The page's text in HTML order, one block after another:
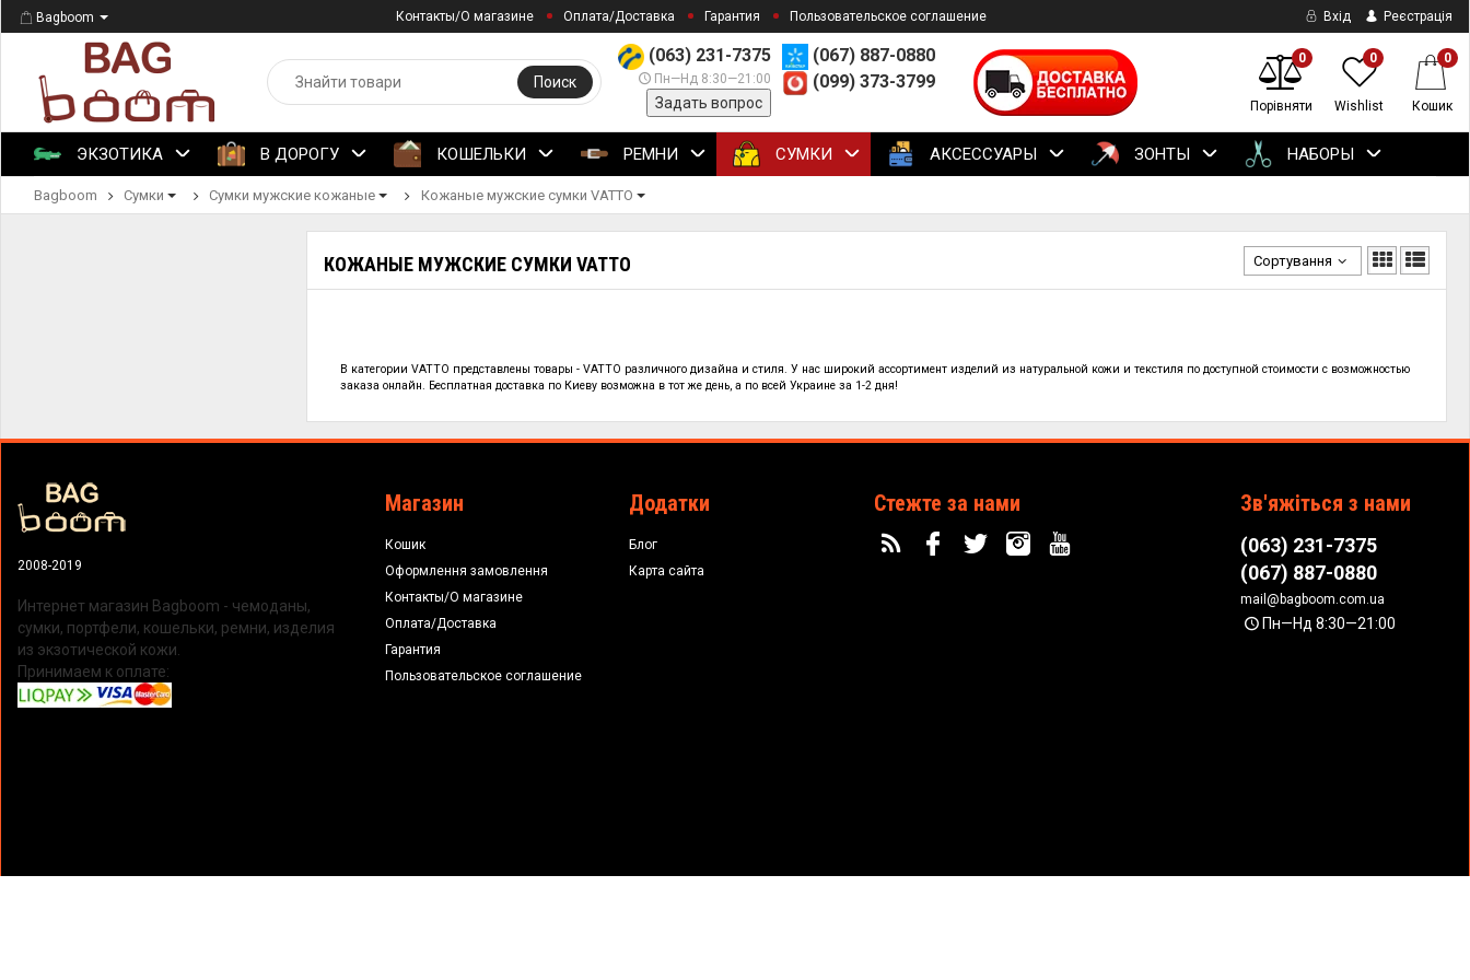
Bagboom Контакты/О магазине Оплата/Доставка Гарантия Пользовательское соглашение Вхід Реєстрація
(063) 231-7375
Пн—Нд 8:30—21:00
Задать вопрос
(067) 887-0880
(099) 373-3799
Поиск
0
Порівняти
0
Wishlist
0
Кошик
ЭКЗОТИКА В ДОРОГУ КОШЕЛЬКИ РЕМНИ СУМКИ АКСЕССУАРЫ ЗОНТЫ НАБОРЫ
Bagboom Сумки Сумки мужские кожаные Кожаные мужские сумки VATTO
КОЖАНЫЕ МУЖСКИЕ СУМКИ VATTO Сортування
В категорииVATTO представлены товары - VATTO различного дизайна и стиля. У нас широкий ассортимент изделий из натуральной кожи и текстиля подоступной стоимости с возможностью
заказа онлайн. Бесплатная доставка по Киеву возможна в тот же день, а по всей Украине за 1-2 дня!
2008-2019
Интернет магазин Bagboom - чемоданы,
сумки, портфели, кошельки, ремни, изделия
из экзотической кожи.
Принимаем к оплате:
Магазин
Кошик
Оформлення замовлення
Контакты/О магазине
Оплата/Доставка
Гарантия
Пользовательское соглашение
Додатки
Блог
Карта сайта
Стежте за нами Зв'яжіться з нами
(063) 231-7375
(067) 887-0880
mail@bagboom.com.ua
Пн—Нд 8:30—21:00